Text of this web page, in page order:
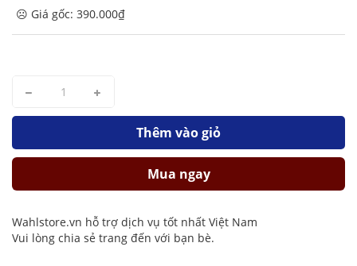
☹️ Giá gốc: 390.000₫
Thêm vào giỏ
Mua ngay
Wahlstore.vn hỗ trợ dịch vụ tốt nhất Việt Nam
Vui lòng chia sẻ trang đến với bạn bè.